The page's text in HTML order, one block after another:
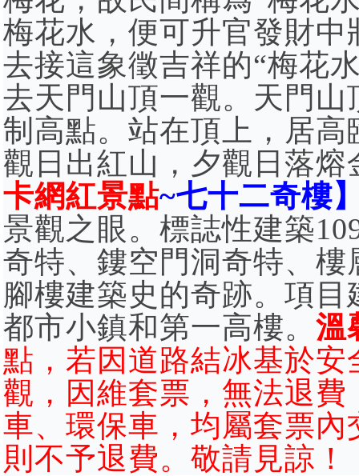
梅花水，便可升官發財
去接這象徵吉祥的“梅花
去天門山頂一觀。天門山
制高點。站在頂上，居
觀日出紅山，夕觀日落
卡網紅景點~七十二奇樓
景觀之眼。標誌性建築
奇特、鏤空門洞奇特、樓
腳樓建築史的奇跡。項
都市小鎮和第一高樓。 溫
點，若因道路結冰基於
觀，因維套票，無法退
車、環保車，均屬套票
則不予退費。敬請見諒！